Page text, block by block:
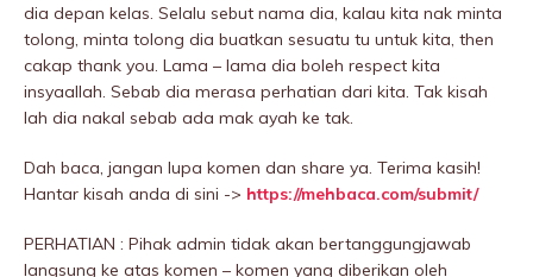
dia depan kelas. Selalu sebut nama dia, kalau kita nak minta
tolong, minta tolong dia buatkan sesuatu tu untuk kita, then
cakap thank you. Lama – lama dia boleh respect kita
insyaallah. Sebab dia merasa perhatian dari kita. Tak kisah
lah dia nakal sebab ada mak ayah ke tak.
Dah baca, jangan lupa komen dan share ya. Terima kasih!
Hantar kisah anda di sini -> https://mehbaca.com/submit/
PERHATIAN : Pihak admin tidak akan bertanggungjawab
langsung ke atas komen – komen yang diberikan oleh